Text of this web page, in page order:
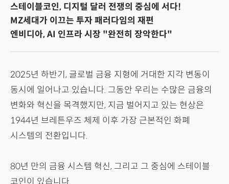
스테이블코인, 디지털 달러 전쟁의 중심에 서다!
MZ세대가 이끄는 투자 패러다임의 재편
엔비디아, AI 인프라 시장 "완전히 장악한다"
2025년 하반기, 글로벌 금융 지형에 거대한 지각 변동이
동시에 일어나고 있습니다. 그동안 우리는 수많은 금융의
변화와 혁신을 목격했지만, 지금 벌어지고 있는 현상은
1944년 브레튼우즈 체제 이후 가장 근본적인 화폐
시스템의 전환입니다.
80년 만의 금융 시스템 혁신, 그리고 그 중심에 스테이블
코인이 있습니다.